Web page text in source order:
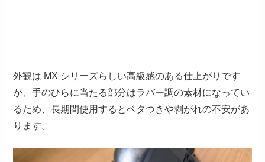
外観は MX シリーズらしい高級感のある仕上がりです
が、手のひらに当たる部分はラバー調の素材になってい
るため、長期間使用するとベタつきや剥がれの不安があ
ります。